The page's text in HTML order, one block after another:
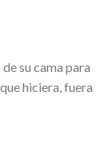
su cama para
hiciera, fuera